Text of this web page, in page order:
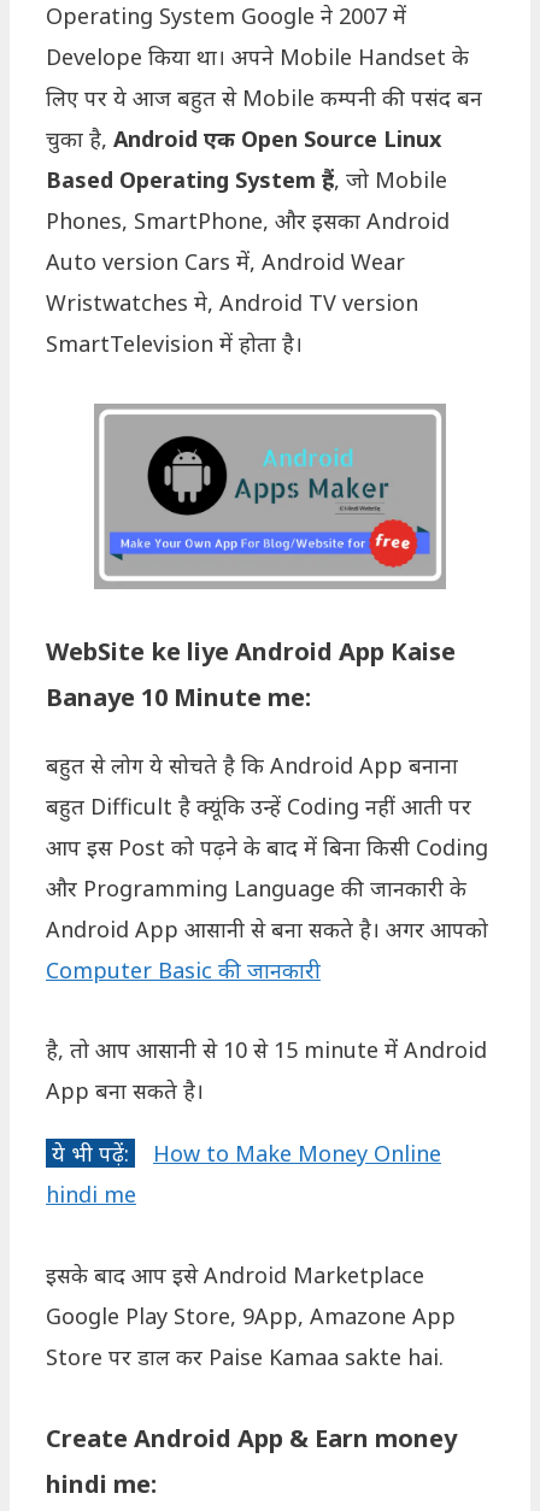
Operating System Google ने 2007 में
Develope किया था। अपने Mobile Handset के
लिए पर ये आज बहुत से Mobile कम्पनी की पसंद बन
चुका है, Android एक Open Source Linux
Based Operating System हैं, जो Mobile
Phones, SmartPhone, और इसका Android
Auto version Cars में, Android Wear
Wristwatches मे, Android TV version
SmartTelevision में होता है।
WebSite ke liye Android App Kaise
Banaye 10 Minute me:
बहुत से लोग ये सोचते है कि Android App बनाना
बहुत Difficult है क्यूंकि उन्हें Coding नहीं आती पर
आप इस Post को पढ़ने के बाद में बिना किसी Coding
और Programming Language की जानकारी के
Android App आसानी से बना सकते है। अगर आपको
Computer Basic की जानकारी
है, तो आप आसानी से 10 से 15 minute में Android
App बना सकते है।
ये भी पढ़ें:
How to Make Money Online
hindi me
इसके बाद आप इसे Android Marketplace
Google Play Store, 9App, Amazone App
Store पर डाल कर Paise Kamaa sakte hai.
Create Android App & Earn money
hindi me: